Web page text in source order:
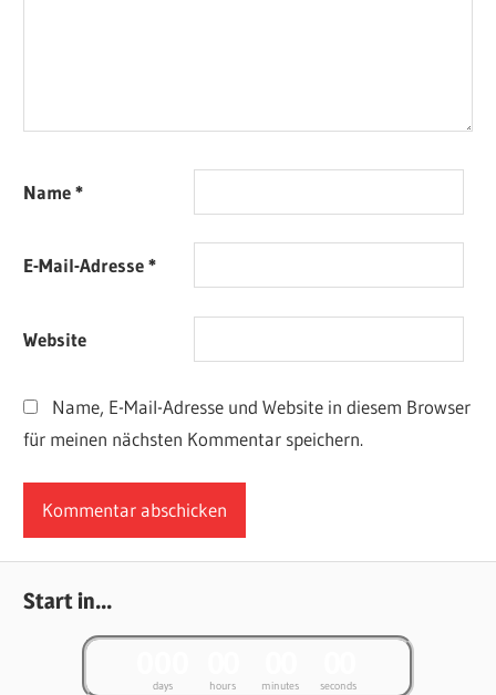
Name*
E-Mail-Adresse*
Website
Name, E-Mail-Adresse und Website in diesem Browser
für meinen nächsten Kommentar speichern.
Start in...
days hours minutes seconds